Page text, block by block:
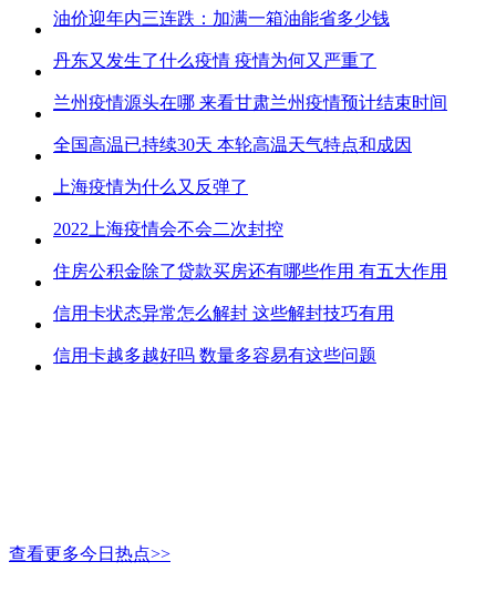
油价迎年内三连跌：加满一箱油能省多少钱
丹东又发生了什么疫情 疫情为何又严重了
兰州疫情源头在哪 来看甘肃兰州疫情预计结束时间
全国高温已持续30天 本轮高温天气特点和成因
上海疫情为什么又反弹了
2022上海疫情会不会二次封控
住房公积金除了贷款买房还有哪些作用 有五大作用
信用卡状态异常怎么解封 这些解封技巧有用
信用卡越多越好吗 数量多容易有这些问题
查看更多今日热点>>